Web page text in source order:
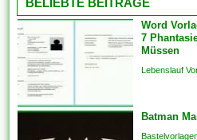
Sie die...
branchenspezifisch. Diese
können auch Die
Kommunikation und
Engagements strukturieren,
um sicherzustellen, dass das
Endprodukt von hoher Qualität
ist. Sie bringen die Vorlagen
BELIEBTE BEITRÄGE
Word
7
Müssen
Lebenslauf
Batman